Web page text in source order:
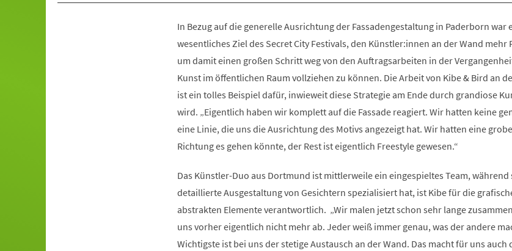
In Bezug auf die generelle Ausrichtung der Fassadengestaltung in Paderborn war
wesentliches Ziel des Secret City Festivals, den Künstler:innen an der Wand mehr
um damit einen großen Schritt weg von den Auftragsarbeiten in der
Kunst im öffentlichen Raum vollziehen zu können. Die Arbeit von Kibe & Bird an
ist ein tolles Beispiel dafür, inwieweit diese Strategie am Ende durch grandiose
wird. „Eigentlich haben wir komplett auf die Fassade reagiert. Wir hatten keine
eine Linie, die uns die Ausrichtung des Motivs angezeigt hat. Wir hatten eine
Richtung es gehen könnte, der Rest ist eigentlich Freestyle gewesen.“
Das Künstler-Duo aus Dortmund ist mittlerweile ein eingespieltes Team, während
detaillierte Ausgestaltung von Gesichtern spezialisiert hat, ist Kibe für die
abstrakten Elemente verantwortlich. „Wir malen jetzt schon sehr lange
uns vorher eigentlich nicht mehr ab. Jeder weiß immer genau, was der andere
Wichtigste ist bei uns der stetige Austausch an der Wand. Das macht für uns auch